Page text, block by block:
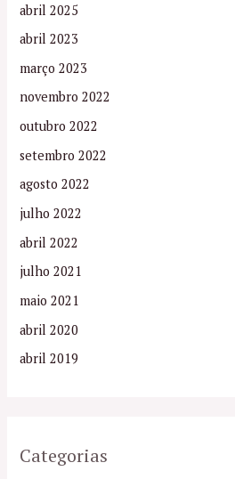
abril 2025
abril 2023
março 2023
novembro 2022
outubro 2022
setembro 2022
agosto 2022
julho 2022
abril 2022
julho 2021
maio 2021
abril 2020
abril 2019
Categorias